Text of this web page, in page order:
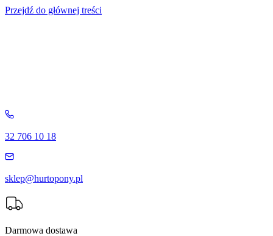
Przejdź do głównej treści
32 706 10 18
sklep@hurtopony.pl
Darmowa dostawa